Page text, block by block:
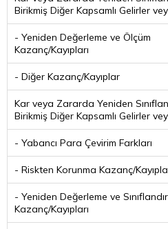
Birikmiş Diğer Kapsamlı Gelirler
- Yeniden Değerleme ve Ölçüm
Kazanç/Kayıpları
- Diğer Kazanç/Kayıplar
Kar veya Zararda Yeniden
Birikmiş Diğer Kapsamlı Gelirler
- Yabancı Para Çevirim Farkları
- Riskten Korunma Kazanç/
- Yeniden Değerleme ve
Kazanç/Kayıpları